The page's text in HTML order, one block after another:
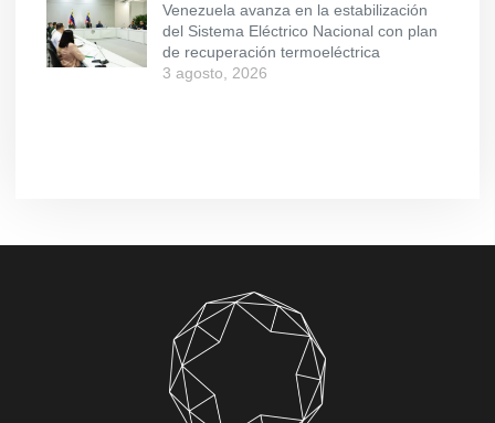
Venezuela avanza en la estabilización
del Sistema Eléctrico Nacional con plan
de recuperación termoeléctrica
3 agosto, 2026